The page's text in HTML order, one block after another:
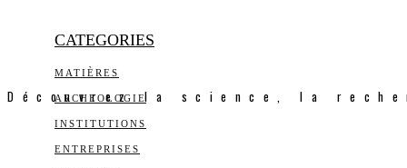
CATEGORIES
MATIÈRES
ARCHEOLOGIE
INSTITUTIONS
ENTREPRISES
Découvrez la science, la